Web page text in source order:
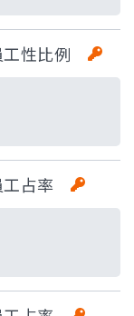
性比例
占率